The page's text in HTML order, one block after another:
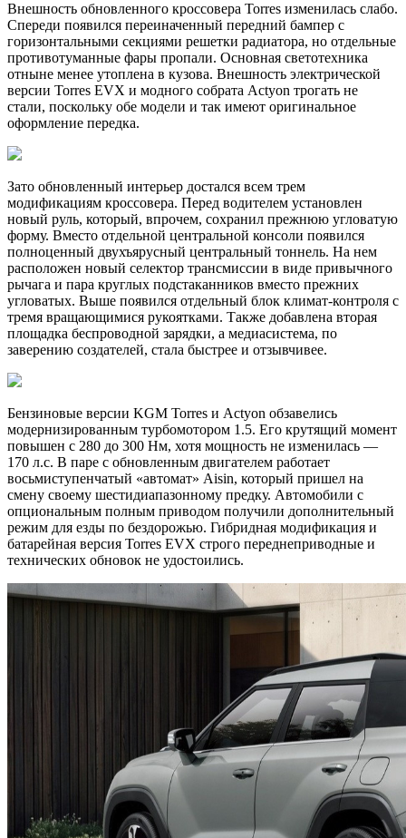
Внешность обновленного кроссовера Torres изменилась слабо.
Спереди появился переиначенный передний бампер с
горизонтальными секциями решетки радиатора, но отдельные
противотуманные фары пропали. Основная светотехника
отныне менее утоплена в кузова. Внешность электрической
версии Torres EVX и модного собрата Actyon трогать не
стали, поскольку обе модели и так имеют оригинальное
оформление передка.
Зато обновленный интерьер достался всем трем
модификациям кроссовера. Перед водителем установлен
новый руль, который, впрочем, сохранил прежнюю угловатую
форму. Вместо отдельной центральной консоли появился
полноценный двухъярусный центральный тоннель. На нем
расположен новый селектор трансмиссии в виде привычного
рычага и пара круглых подстаканников вместо прежних
угловатых. Выше появился отдельный блок климат-контроля с
тремя вращающимися рукоятками. Также добавлена вторая
площадка беспроводной зарядки, а медиасистема, по
заверению создателей, стала быстрее и отзывчивее.
Бензиновые версии KGM Torres и Actyon обзавелись
модернизированным турбомотором 1.5. Его крутящий момент
повышен с 280 до 300 Нм, хотя мощность не изменилась —
170 л.с. В паре с обновленным двигателем работает
восьмиступенчатый «автомат» Aisin, который пришел на
смену своему шестидиапазонному предку. Автомобили с
опциональным полным приводом получили дополнительный
режим для езды по бездорожью. Гибридная модификация и
батарейная версия Torres EVX строго переднеприводные и
технических обновок не удостоились.